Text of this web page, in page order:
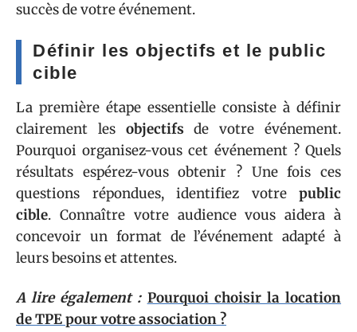
succès de votre événement.
Définir les objectifs et le public
cible
La première étape essentielle consiste à définir
clairement les objectifs de votre événement.
Pourquoi organisez-vous cet événement ? Quels
résultats espérez-vous obtenir ? Une fois ces
questions répondues, identifiez votre public
cible. Connaître votre audience vous aidera à
concevoir un format de l’événement adapté à
leurs besoins et attentes.
A lire également : Pourquoi choisir la location
de TPE pour votre association ?